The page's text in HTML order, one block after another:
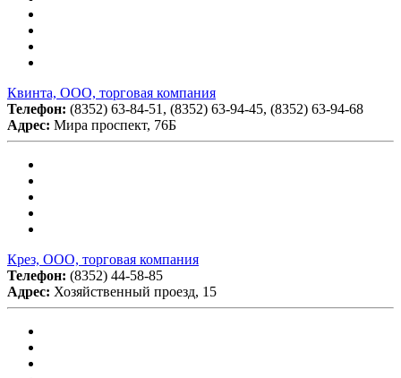
Квинта, ООО, торговая компания
Телефон: (8352) 63-84-51, (8352) 63-94-45, (8352) 63-94-68
Адрес: Мира проспект, 76Б
Крез, ООО, торговая компания
Телефон: (8352) 44-58-85
Адрес: Хозяйственный проезд, 15